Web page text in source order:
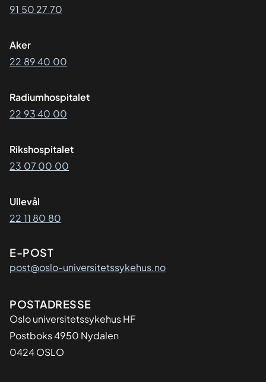
91 50 27 70
Aker
22 89 40 00
Radiumhospitalet
22 93 40 00
Rikshospitalet
23 07 00 00
Ullevål
22 11 80 80
E-POST
post@oslo-universitetssykehus.no
Adresse
POSTADRESSE
Oslo universitetssykehus HF
Postboks 4950 Nydalen
0424 OSLO